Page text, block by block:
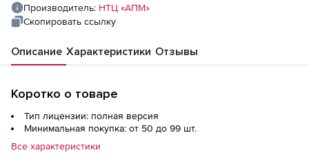
Производитель: НТЦ «АПМ»
Скопировать ссылку
Описание Характеристики Отзывы
Коротко о товаре
Тип лицензии: полная версия
Минимальная покупка: от 50 до 99 шт.
Все характеристики